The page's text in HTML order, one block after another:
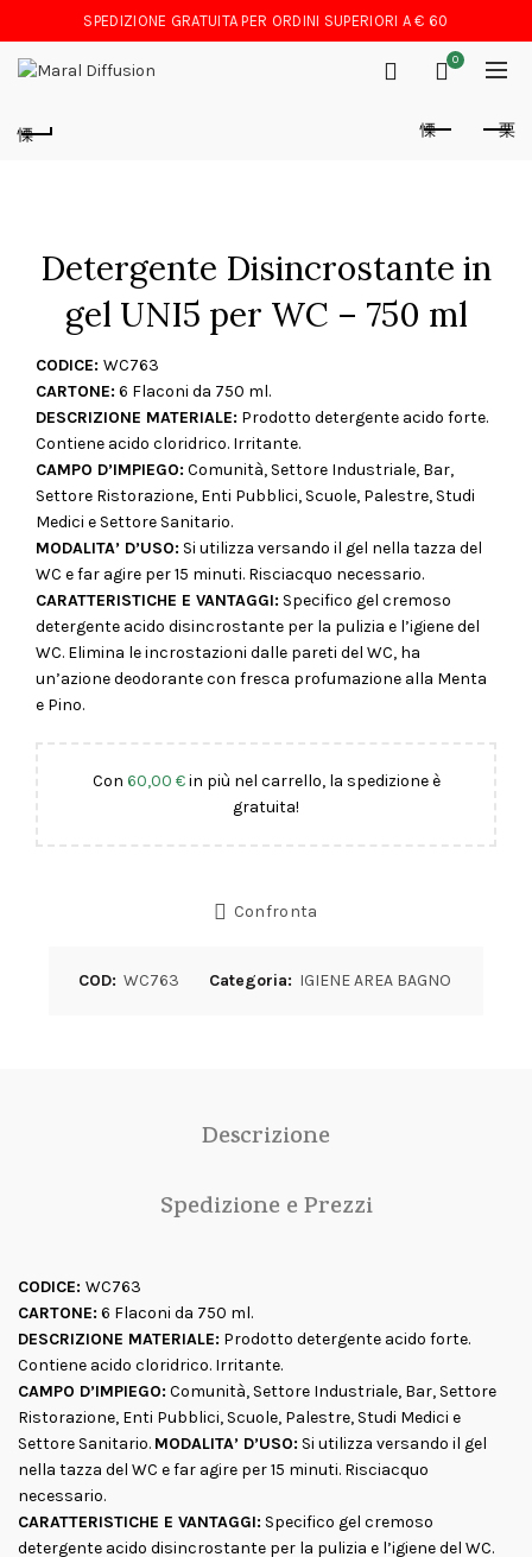
SPEDIZIONE GRATUITA PER ORDINI SUPERIORI A € 60
0
Detergente Disincrostante in
gel UNI5 per WC – 750 ml
CODICE: WC763
CARTONE: 6 Flaconi da 750 ml.
DESCRIZIONE MATERIALE: Prodotto detergente acido forte.
Contiene acido cloridrico. Irritante.
CAMPO D’IMPIEGO: Comunità, Settore Industriale, Bar,
Settore Ristorazione, Enti Pubblici, Scuole, Palestre, Studi
Medici e Settore Sanitario.
MODALITA’ D’USO: Si utilizza versando il gel nella tazza del
WC e far agire per 15 minuti. Risciacquo necessario.
CARATTERISTICHE E VANTAGGI: Specifico gel cremoso
detergente acido disincrostante per la pulizia e l’igiene del
WC. Elimina le incrostazioni dalle pareti del WC, ha
un’azione deodorante con fresca profumazione alla Menta
e Pino.
Con 60,00 €in più nel carrello, la spedizione è
gratuita!
Confronta
COD: WC763 Categoria: IGIENE AREA BAGNO
Descrizione
Spedizione e Prezzi
CODICE: WC763
CARTONE: 6 Flaconi da 750 ml.
DESCRIZIONE MATERIALE: Prodotto detergente acido forte.
Contiene acido cloridrico. Irritante.
CAMPO D’IMPIEGO: Comunità, Settore Industriale, Bar, Settore
Ristorazione, Enti Pubblici, Scuole, Palestre, Studi Medici e
Settore Sanitario. MODALITA’ D’USO: Si utilizza versando il gel
nella tazza del WC e far agire per 15 minuti. Risciacquo
necessario.
CARATTERISTICHE E VANTAGGI: Specifico gel cremoso
detergente acido disincrostante per la pulizia e l’igiene del WC.